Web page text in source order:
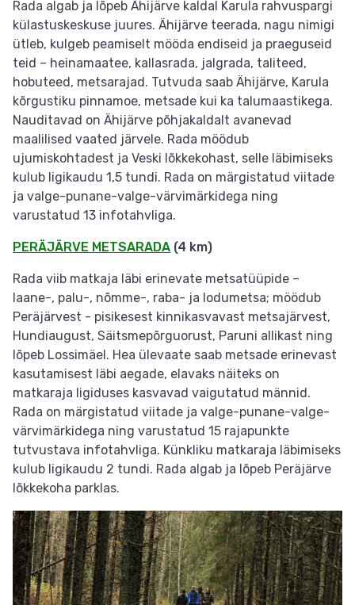
Rada algab ja lõpeb Ähijärve kaldal Karula rahvuspargi
külastuskeskuse juures. Ähijärve teerada, nagu nimigi
ütleb, kulgeb peamiselt mööda endiseid ja praeguseid
teid – heinamaatee, kallasrada, jalgrada, taliteed,
hobuteed, metsarajad. Tutvuda saab Ähijärve, Karula
kõrgustiku pinnamoe, metsade kui ka talumaastikega.
Nauditavad on Ähijärve põhjakaldalt avanevad
maalilised vaated järvele. Rada möödub
ujumiskohtadest ja Veski lõkkekohast, selle läbimiseks
kulub ligikaudu 1,5 tundi. Rada on märgistatud viitade
ja valge-punane-valge-värvimärkidega ning
varustatud 13 infotahvliga.
PERÄJÄRVE METSARADA (4 km)
Rada viib matkaja läbi erinevate metsatüüpide –
laane-, palu-, nõmme-, raba- ja lodumetsa; möödub
Peräjärvest - pisikesest kinnikasvavast metsajärvest,
Hundiaugust, Säitsmepõrguorust, Paruni allikast ning
lõpeb Lossimäel. Hea ülevaate saab metsade erinevast
kasutamisest läbi aegade, elavaks näiteks on
matkaraja ligiduses kasvavad vaigutatud männid.
Rada on märgistatud viitade ja valge-punane-valge-
värvimärkidega ning varustatud 15 rajapunkte
tutvustava infotahvliga. Künkliku matkaraja läbimiseks
kulub ligikaudu 2 tundi. Rada algab ja lõpeb Peräjärve
lõkkekoha parklas.